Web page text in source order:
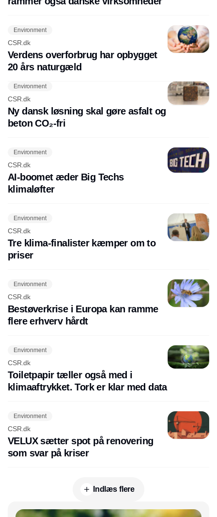
Environment
CSR.dk
Verdens overforbrug har opbygget
20 års naturgæld
Environment
CSR.dk
Ny dansk løsning skal gøre asfalt og
beton CO₂-fri
Environment
CSR.dk
AI-boomet æder Big Techs
klimaløfter
Environment
CSR.dk
Tre klima-finalister kæmper om to
priser
Environment
CSR.dk
Bestøverkrise i Europa kan ramme
flere erhverv hårdt
Environment
CSR.dk
Toiletpapir tæller også med i
klimaaftrykket. Tork er klar med data
Environment
CSR.dk
VELUX sætter spot på renovering
som svar på kriser
Indlæs flere
Annonce